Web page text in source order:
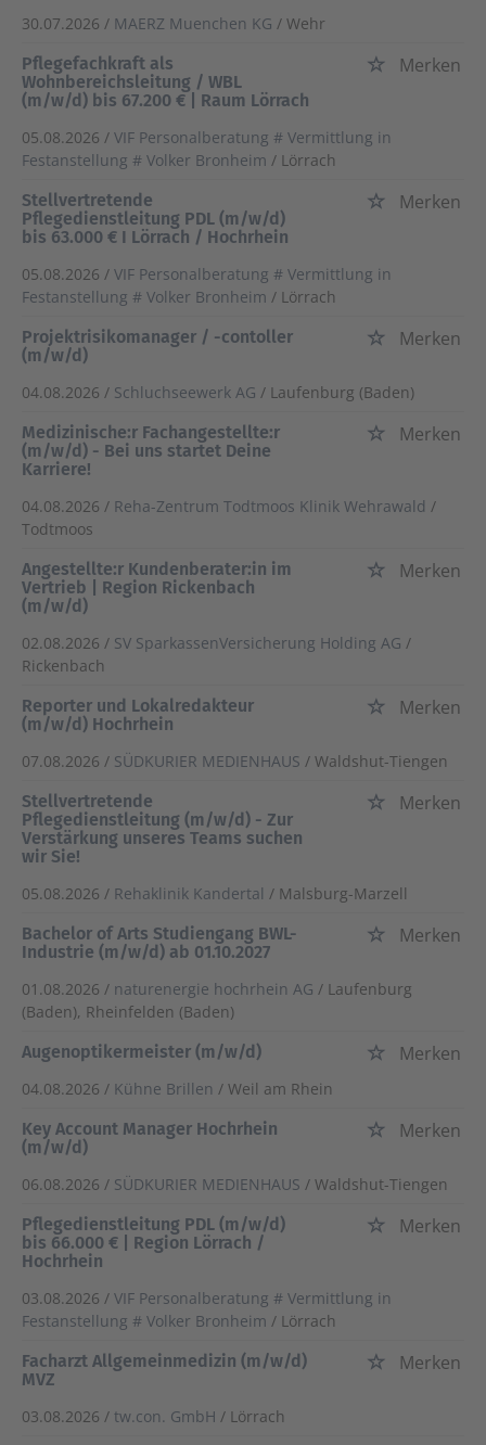
30.07.2026 / MAERZ Muenchen KG / Wehr
Pflegefachkraft als
Wohnbereichsleitung / WBL
(m/w/d) bis 67.200 € | Raum Lörrach
Merken
05.08.2026 / VIF Personalberatung # Vermittlung in
Festanstellung # Volker Bronheim / Lörrach
Stellvertretende
Pflegedienstleitung PDL (m/w/d)
bis 63.000 € I Lörrach / Hochrhein
Merken
05.08.2026 / VIF Personalberatung # Vermittlung in
Festanstellung # Volker Bronheim / Lörrach
Projektrisikomanager / -contoller
(m/w/d)
Merken
04.08.2026 / Schluchseewerk AG / Laufenburg (Baden)
Medizinische:r Fachangestellte:r
(m/w/d) - Bei uns startet Deine
Karriere!
Merken
04.08.2026 / Reha-Zentrum Todtmoos Klinik Wehrawald /
Todtmoos
Angestellte:r Kundenberater:in im
Vertrieb | Region Rickenbach
(m/w/d)
Merken
02.08.2026 / SV SparkassenVersicherung Holding AG /
Rickenbach
Reporter und Lokalredakteur
(m/w/d) Hochrhein
Merken
07.08.2026 / SÜDKURIER MEDIENHAUS / Waldshut-Tiengen
Stellvertretende
Pflegedienstleitung (m/w/d) - Zur
Verstärkung unseres Teams suchen
wir Sie!
Merken
05.08.2026 / Rehaklinik Kandertal / Malsburg-Marzell
Bachelor of Arts Studiengang BWL-
Industrie (m/w/d) ab 01.10.2027
Merken
01.08.2026 / naturenergie hochrhein AG / Laufenburg
(Baden), Rheinfelden (Baden)
Augenoptikermeister (m/w/d)
Merken
04.08.2026 / Kühne Brillen / Weil am Rhein
Key Account Manager Hochrhein
(m/w/d)
Merken
06.08.2026 / SÜDKURIER MEDIENHAUS / Waldshut-Tiengen
Pflegedienstleitung PDL (m/w/d)
bis 66.000 € | Region Lörrach /
Hochrhein
Merken
03.08.2026 / VIF Personalberatung # Vermittlung in
Festanstellung # Volker Bronheim / Lörrach
Facharzt Allgemeinmedizin (m/w/d)
MVZ
Merken
03.08.2026 / tw.con. GmbH / Lörrach